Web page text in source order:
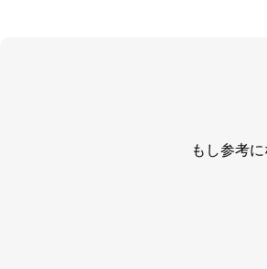
もし参考